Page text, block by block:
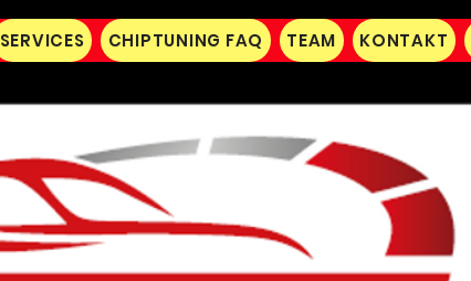
SERVICES CHIPTUNING FAQ TEAM KONTAKT